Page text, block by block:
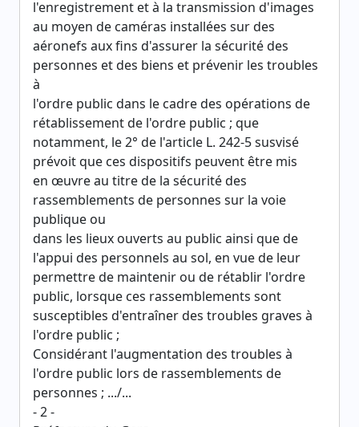
l'enregistrement et à la transmission d'images
au moyen de caméras installées sur des
aéronefs aux fins d'assurer la sécurité des
personnes et des biens et prévenir les troubles
à
l'ordre public dans le cadre des opérations de
rétablissement de l'ordre public ; que
notamment, le 2° de l'article L. 242-5 susvisé
prévoit que ces dispositifs peuvent être mis
en œuvre au titre de la sécurité des
rassemblements de personnes sur la voie
publique ou
dans les lieux ouverts au public ainsi que de
l'appui des personnels au sol, en vue de leur
permettre de maintenir ou de rétablir l'ordre
public, lorsque ces rassemblements sont
susceptibles d'entraîner des troubles graves à
l'ordre public ;
Considérant l'augmentation des troubles à
l'ordre public lors de rassemblements de
personnes ; .../...
- 2 -